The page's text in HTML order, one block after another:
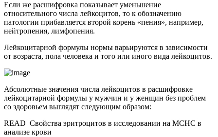
Если же расшифровка показывает уменьшение
относительного числа лейкоцитов, то к обозначению
патологии прибавляется второй корень «пения», например,
нейтропения, лимфопения.
Лейкоцитарной формулы нормы варьируются в зависимости
от возраста, пола человека и того или иного вида лейкоцитов.
Абсолютные значения числа лейкоцитов в расшифровке
лейкоцитарной формулы у мужчин и у женщин без проблем
со здоровьем выглядят следующим образом:
READ Свойства эритроцитов в исследовании на MCHC в
анализе крови